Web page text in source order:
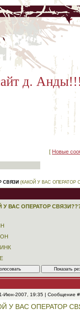
д.
[ Новые
СВЯЗИ (КАКОЙ У ВАС ОПЕРАТОР
У ВАС ОПЕРАТОР
Июн-2007, 19:35 | Сообщение
У ВАС ОПЕРАТОР